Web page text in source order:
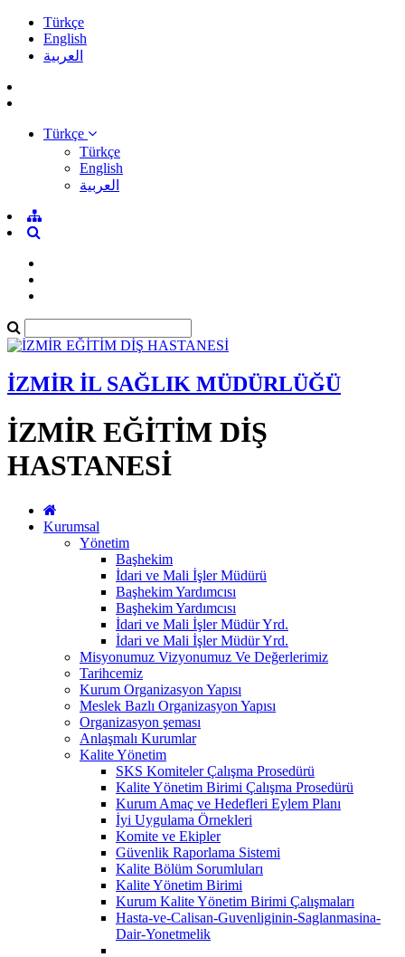
Türkçe
English
العربية
Türkçe
Türkçe
English
العربية
İZMİR İL SAĞLIK MÜDÜRLÜĞÜ
İZMİR EĞİTİM DİŞ
HASTANESİ
Kurumsal
Yönetim
Başhekim
İdari ve Mali İşler Müdürü
Başhekim Yardımcısı
Başhekim Yardımcısı
İdari ve Mali İşler Müdür Yrd.
İdari ve Mali İşler Müdür Yrd.
Misyonumuz Vizyonumuz Ve Değerlerimiz
Tarihcemiz
Kurum Organizasyon Yapısı
Meslek Bazlı Organizasyon Yapısı
Organizasyon şeması
Anlaşmalı Kurumlar
Kalite Yönetim
SKS Komiteler Çalışma Prosedürü
Kalite Yönetim Birimi Çalışma Prosedürü
Kurum Amaç ve Hedefleri Eylem Planı
İyi Uygulama Örnekleri
Komite ve Ekipler
Güvenlik Raporlama Sistemi
Kalite Bölüm Sorumluları
Kalite Yönetim Birimi
Kurum Kalite Yönetim Birimi Çalışmaları
Hasta-ve-Calisan-Guvenliginin-Saglanmasina-
Dair-Yonetmelik